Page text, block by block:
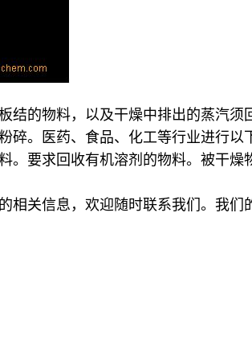
的物料，以及干燥中排出的蒸汽须
。医药、食品、化工等行业进行以
要求回收有机溶剂的物料。被干燥
相关信息，欢迎随时联系我们。我们